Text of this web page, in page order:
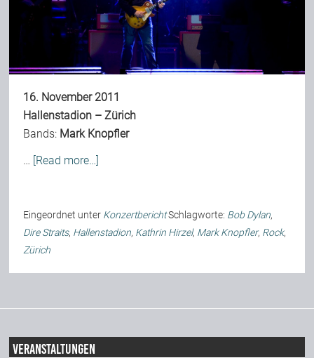
16. November 2011
Hallenstadion – Zürich
Bands: Mark Knopfler
… [Read more…]
Eingeordnet unter KonzertberichtSchlagworte: Bob Dylan,
Dire Straits, Hallenstadion, Kathrin Hirzel, Mark Knopfler, Rock,
Zürich
Veranstaltungen